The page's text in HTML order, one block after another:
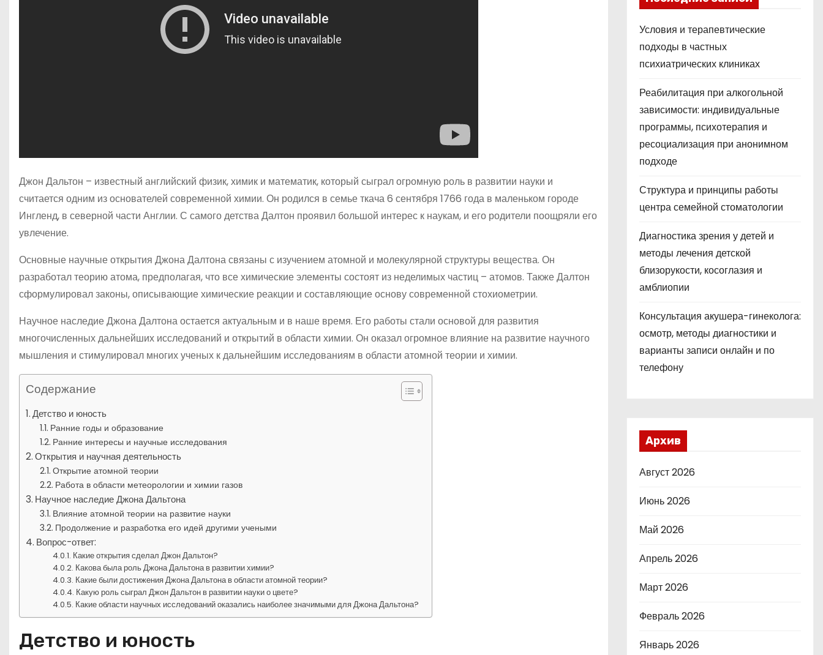
Джон Дальтон – известный английский физик, химик и математик, который сыграл огромную роль в развитии науки и
считается одним из основателей современной химии. Он родился в семье ткача 6 сентября 1766 года в маленьком городе
Ингленд, в северной части Англии. С самого детства Далтон проявил большой интерес к наукам, и его родители поощряли его
увлечение.
Основные научные открытия Джона Далтона связаны с изучением атомной и молекулярной структуры вещества. Он
разработал теорию атома, предполагая, что все химические элементы состоят из неделимых частиц – атомов. Также Далтон
сформулировал законы, описывающие химические реакции и составляющие основу современной стохиометрии.
Научное наследие Джона Далтона остается актуальным и в наше время. Его работы стали основой для развития
многочисленных дальнейших исследований и открытий в области химии. Он оказал огромное влияние на развитие научного
мышления и стимулировал многих ученых к дальнейшим исследованиям в области атомной теории и химии.
Содержание
Детство и юность
Ранние годы и образование
Ранние интересы и научные исследования
Открытия и научная деятельность
Открытие атомной теории
Работа в области метеорологии и химии газов
Научное наследие Джона Дальтона
Влияние атомной теории на развитие науки
Продолжение и разработка его идей другими учеными
Вопрос-ответ:
Какие открытия сделал Джон Дальтон?
Какова была роль Джона Дальтона в развитии химии?
Какие были достижения Джона Дальтона в области атомной теории?
Какую роль сыграл Джон Дальтон в развитии науки о цвете?
Какие области научных исследований оказались наиболее значимыми для Джона Дальтона?
Детство и юность
Условия и терапевтические
подходы в частных
психиатрических клиниках
Реабилитация при алкогольной
зависимости: индивидуальные
программы, психотерапия и
ресоциализация при анонимном
подходе
Структура и принципы работы
центра семейной стоматологии
Диагностика зрения у детей и
методы лечения детской
близорукости, косоглазия и
амблиопии
Консультация акушера-гинеколога:
осмотр, методы диагностики и
варианты записи онлайн и по
телефону
Архив
Август 2026
Июнь 2026
Май 2026
Апрель 2026
Март 2026
Февраль 2026
Январь 2026